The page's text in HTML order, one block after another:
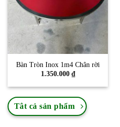
Bàn Tròn Inox 1m4 Chân rời
1.350.000 ₫
Tât cả sản phẩm